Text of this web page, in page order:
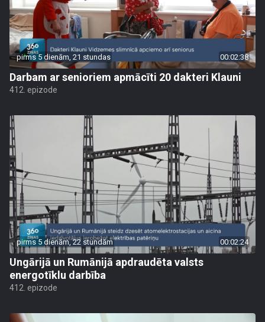
pirms 5 dienām, 21 stundas 00:02:38
Darbam ar senioriem apmācīti 20 dakteri Klauni
412. epizode
pirms 5 dienām, 22 stundām 00:02:24
Ungārijā un Rumānijā apdraudēta valsts
energotīklu darbība
412. epizode